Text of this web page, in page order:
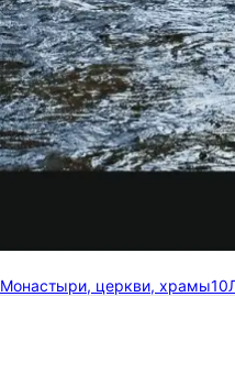
Монастыри, церкви, храмы10